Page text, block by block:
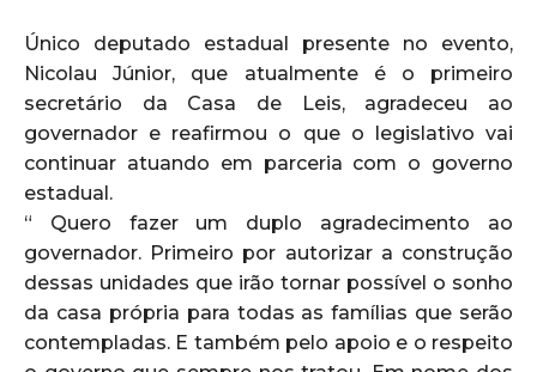
Único deputado estadual presente no evento,
Nicolau Júnior, que atualmente é o primeiro
secretário da Casa de Leis, agradeceu ao
governador e reafirmou o que o legislativo vai
continuar atuando em parceria com o governo
estadual.
“ Quero fazer um duplo agradecimento ao
governador. Primeiro por autorizar a construção
dessas unidades que irão tornar possível o sonho
da casa própria para todas as famílias que serão
contempladas. E também pelo apoio e o respeito